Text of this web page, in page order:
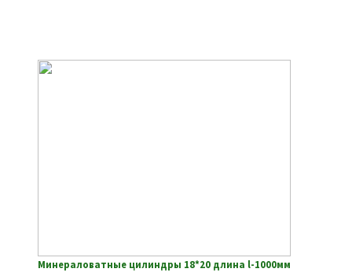
Минераловатные цилиндры 18*20 длина l-1000мм